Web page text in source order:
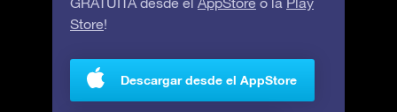
Store!
Descargar desde el AppStore